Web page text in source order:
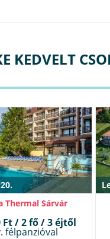
KEDVELT
Thermal Sárvár
Ft / 2 fő / 3 éjtől
félpanzióval